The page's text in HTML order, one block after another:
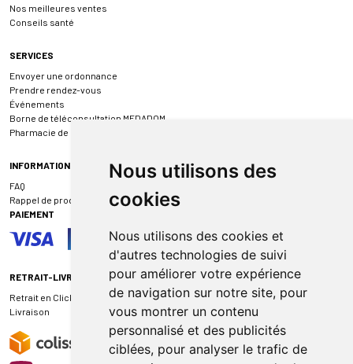
Nous utilisons des
cookies
Nous utilisons des cookies et
d'autres technologies de suivi
pour améliorer votre expérience
de navigation sur notre site, pour
vous montrer un contenu
personnalisé et des publicités
ciblées, pour analyser le trafic de
Nos meilleures ventes
Conseils santé
SERVICES
Envoyer une ordonnance
Prendre rendez-vous
Événements
Borne de téléconsultation MEDADOM
Pharmacie de garde
INFORMATIONS
FAQ
Rappel de produit
PAIEMENT
RETRAIT-LIVRAISON
Retrait en Click & Collect
Livraison